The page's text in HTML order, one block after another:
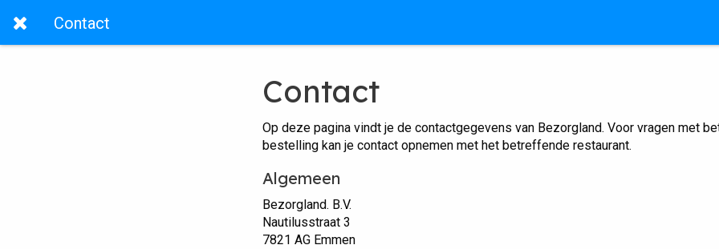
Contact
Contact
Op deze pagina vindt je de contactgegevens van Bezorgland. Voor vragen met
bestelling kan je contact opnemen met het betreffende restaurant.
Algemeen
Bezorgland. B.V.
Nautilusstraat 3
7821 AG Emmen